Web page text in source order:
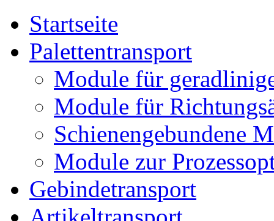
Startseite
Palettentransport
Module für
Module für
Schienengebundene
Module zur
Gebindetransport